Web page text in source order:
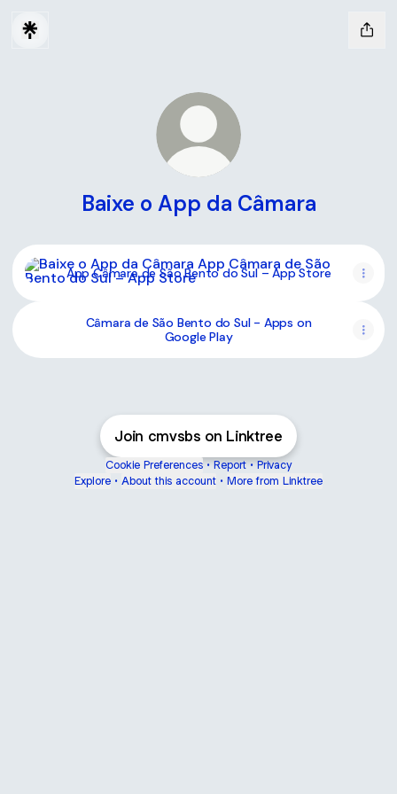
Baixe o App da Câmara
App Câmara de São Bento do Sul – App Store
App Câmara de São Bento do Sul – App Store
Câmara de São Bento do Sul - Apps on
Google Play
Join cmvsbs on Linktree
Cookie Preferences • Report • Privacy
Explore • About this account • More from Linktree